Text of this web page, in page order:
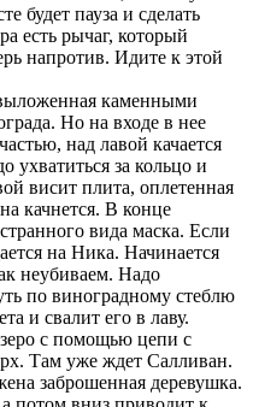
будет пауза и сделать
есть рычаг, который
напротив. Идите к этой
каменными
Но на входе в нее
над лавой качается
ухватиться за кольцо и
висит плита, оплетенная
качнется. В конце
вида маска. Если
на Ника. Начинается
неубиваем. Надо
по виноградному стеблю
и свалит его в лаву.
с помощью цепи с
Там уже ждет Салливан.
заброшенная деревушка.